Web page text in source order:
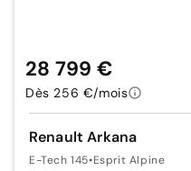
Renault Arkana
E-Tech 145•Esprit Alpine
28 799 €
Dès 256 €/mois